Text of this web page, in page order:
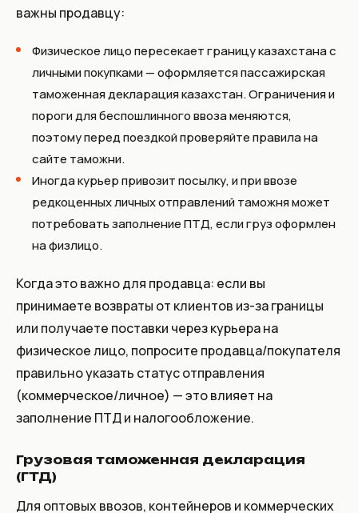
важны продавцу:
Физическое лицо пересекает границу казахстана с
личными покупками — оформляется пассажирская
таможенная декларация казахстан. Ограничения и
пороги для беспошлинного ввоза меняются,
поэтому перед поездкой проверяйте правила на
сайте таможни.
Иногда курьер привозит посылку, и при ввозе
редкоценных личных отправлений таможня может
потребовать заполнение ПТД, если груз оформлен
на физлицо.
Когда это важно для продавца: если вы
принимаете возвраты от клиентов из-за границы
или получаете поставки через курьера на
физическое лицо, попросите продавца/покупателя
правильно указать статус отправления
(коммерческое/личное) — это влияет на
заполнение ПТД и налогообложение.
Грузовая таможенная декларация
(ГТД)
Для оптовых ввозов, контейнеров и коммерческих